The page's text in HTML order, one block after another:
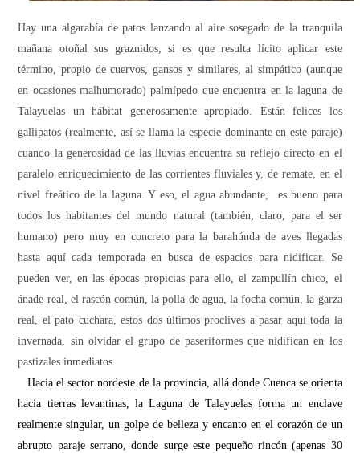
Hay una algarabía de patos lanzando al aire sosegado de la tranquila
mañana otoñal sus graznidos, si es que resulta lícito aplicar este
término, propio de cuervos, gansos y similares, al simpático (aunque
en ocasiones malhumorado) palmípedo que encuentra en la laguna de
Talayuelas un hábitat generosamente apropiado. Están felices los
gallipatos (realmente, así se llama la especie dominante en este paraje)
cuando la generosidad de las lluvias encuentra su reflejo directo en el
paralelo enriquecimiento de las corrientes fluviales y, de remate, en el
nivel freático de la laguna. Y eso, el agua abundante,
es bueno para
todos los habitantes del mundo natural (también, claro, para el ser
humano) pero muy en concreto para la barahúnda de aves llegadas
hasta aquí cada temporada en busca de espacios para nidificar. Se
pueden ver, en las épocas propicias para ello, el zampullín chico, el
ánade real, el rascón común, la polla de agua, la focha común, la garza
real, el pato cuchara, estos dos últimos proclives a pasar aquí toda la
invernada, sin olvidar el grupo de paseriformes que nidifican en los
pastizales inmediatos.
Hacia el sector nordeste de la provincia, allá donde Cuenca se orienta
hacia tierras levantinas, la Laguna de Talayuelas forma un enclave
realmente singular, un golpe de belleza y encanto en el corazón de un
abrupto paraje serrano, donde surge este pequeño rincón (apenas 30